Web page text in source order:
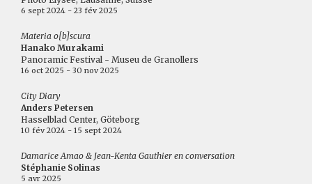
6 sept 2024 - 23 fév 2025
Materia o[b]scura
Hanako Murakami
Panoramic Festival - Museu de Granollers
16 oct 2025 - 30 nov 2025
City Diary
Anders Petersen
Hasselblad Center, Göteborg
10 fév 2024 - 15 sept 2024
Damarice Amao & Jean-Kenta Gauthier en conversation
Stéphanie Solinas
5 avr 2025